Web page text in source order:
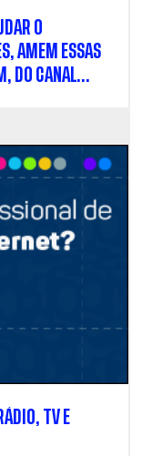
O
AMEM ESSAS
DO CANAL
TV E